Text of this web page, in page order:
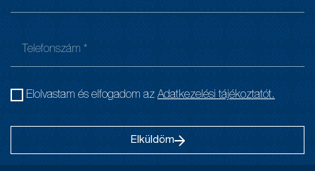
Elolvastam és elfogadom az Adatkezelési tájékoztatót.
Elküldöm